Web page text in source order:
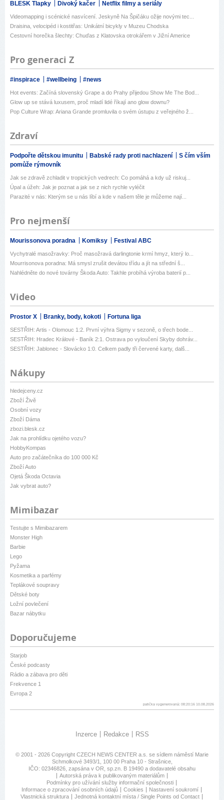
BLESK Tlapky Divoký kačer Netflix filmy a seriály
Videomapping i scénické nasvícení. Jeskyně Na Špičáku ožije novými tec...
Draisina, velocipéd i kostitřas: Unikátní bicykly v Muzeu Chodska
Cestovní horečka šlechty: Chuďas z Klatovska otrokářem v Jižní Americe
Pro generaci Z
#inspirace #wellbeing #news
Hot events: Začíná slovenský Grape a do Prahy přijedou Show Me The Bod...
Glow up se stává luxusem, proč mladí lidé říkají ano glow downu?
Pop Culture Wrap: Ariana Grande promluvila o svém ústupu z veřejného ž...
Zdraví
Podpořte dětskou imunitu Babské rady proti nachlazení
S čím vším
pomůže rýmovník
Jak se zdravě zchladit v tropických vedrech: Co pomáhá a kdy už riskuj...
Úpal a úžeh: Jak je poznat a jak se z nich rychle vyléčit
Parazité v nás: Kterým se u nás líbí a kde v našem těle je můžeme nají...
Pro nejmenší
Mourissonova poradna Komiksy Festival ABC
Vychytralé masožravky: Proč masožravá darlingtonie krmí hmyz, který lo...
Mourrisonova poradna: Má smysl zrušit devátou třídu a jít na střední š...
Nahlédněte do nové továrny Škoda Auto: Takhle probíhá výroba baterií p...
Video
Prostor X Branky, body, kokoti Fortuna liga
SESTŘIH: Artis - Olomouc 1:2. První výhra Sigmy v sezoně, o třech bode...
SESTŘIH: Hradec Králové - Baník 2:1. Ostrava po vyloučení Skyby dohráv...
SESTŘIH: Jablonec - Slovácko 1:0. Celkem padly tři červené karty, dalš...
Nákupy
hledejceny.cz
Zboží Živě
Osobní vozy
Zboží Dáma
zbozi.blesk.cz
Jak na prohlídku ojetého vozu?
HobbyKompas
Auto pro začátečníka do 100 000 Kč
Zboží Auto
Ojetá Škoda Octavia
Jak vybrat auto?
Mimibazar
Testujte s Mimibazarem
Monster High
Barbie
Lego
Pyžama
Kosmetika a parfémy
Teplákové soupravy
Dětské boty
Ložní povlečení
Bazar nábytku
Doporučujeme
Starjob
České podcasty
Rádio a zábava pro děti
Frekvence 1
Evropa 2
patička vygenerovaná: 08:20:16 10.08.2026
Inzerce Redakce RSS
© 2001 - 2026 Copyright CZECH NEWS CENTER a.s. se sídlem náměstí Marie
Schmolkové 3493/1, 100 00 Praha 10 - Strašnice,
IČO: 02346826, zapsána v OR, sp.zn. B 19490 a dodavatelé obsahu
Autorská práva k publikovaným materiálům
Podmínky pro užívání služby informační společnosti
Informace o zpracování osobních údajů
Cookies
Nastavení soukromí
Vlastnická struktura
Jednotná kontaktní místa / Single Points od Contact